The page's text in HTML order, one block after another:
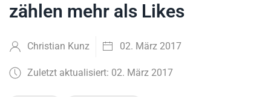
zählen mehr als Likes
Christian Kunz 02. März 2017
Zuletzt aktualisiert: 02. März 2017